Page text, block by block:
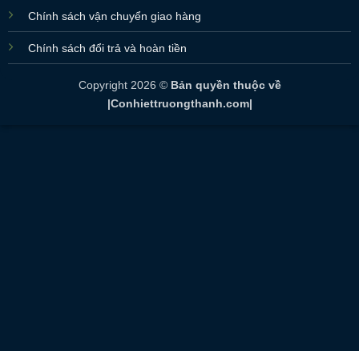
Chính sách vận chuyển giao hàng
Chính sách đổi trả và hoàn tiền
Copyright 2026 © Bản quyền thuộc về
|Conhiettruongthanh.com|